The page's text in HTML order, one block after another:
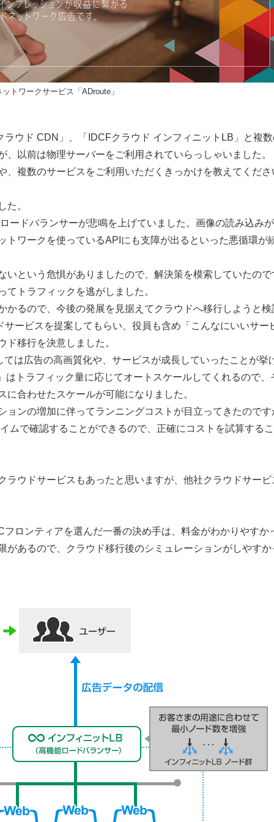
トワークサービス「ADroute」
ウド CDN」、「IDCFクラウド インフィニットLB」と複
以前は物理サーバーをご利用されていらっしゃいました。
、複数のサービスをご利用いただくきっかけを教えてくださ
た。
ードバランサーが悲鳴を上げていました。画像の読み込み
トワークを使っているAPIにも支障が出るといった悪循環が
いという危惧がありましたので、解決策を模索していたので
トラフィックを逃がしました。
かるので、今後の発展を見据えてクラウドへ移行しようと検
ービスを提案してもらい、役員も含め「こんなにいいサー
移行を決意しました。
は広告の高画質化や、サービスが成長していったことが挙
トラフィック量に応じてオートスケールしてくれるので、
合わせたスケールが可能になりました。
ョンの増加に伴ってランニングコストが目立ってきたのです
ムで確認することができるので、正確にコストを試算する
ラウドサービスもあったと思いますが、他社クラウドサービ
ロンティアを選んだ一番の決め手は、料金がわかりやすか
があるので、クラウド移行後のシミュレーションがしやすか